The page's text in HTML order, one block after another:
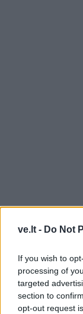
ve.lt - Do Not
If you wish to
processing of
targeted
section to
opt-out request